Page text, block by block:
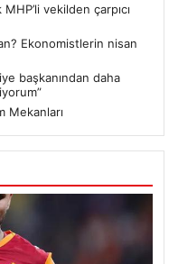
vekilden çarpıcı
Ekonomistlerin nisan
başkanından daha
Mekanları